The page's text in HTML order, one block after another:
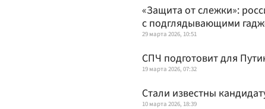
«Защита от слежки»:
с подглядывающими
29 марта 2026, 10:51
СПЧ подготовит для
19 марта 2026, 07:32
Стали известны
10 марта 2026, 18:39